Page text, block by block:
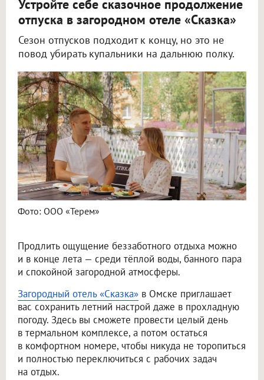
Устройте себе сказочное продолжение
отпуска в загородном отеле «Сказка»
Сезон отпусков подходит к концу, но это не
повод убирать купальники на дальнюю полку.
Фото: ООО «Терем»
Продлить ощущение беззаботного отдыха можно
и в конце лета — среди тёплой воды, банного пара
и спокойной загородной атмосферы.
Загородный отель «Сказка» в Омске приглашает
вас сохранить летний настрой даже в прохладную
погоду. Здесь вы сможете провести целый день
в термальном комплексе, а потом остаться
в комфортном номере, чтобы никуда не торопиться
и полностью переключиться с рабочих задач
на отдых.